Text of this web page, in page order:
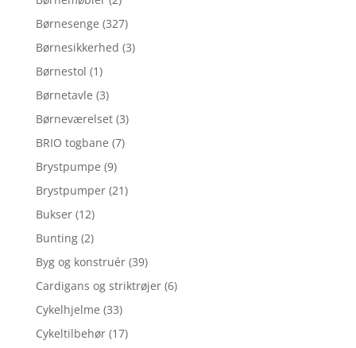
Børnesenge (327)
Børnesikkerhed (3)
Børnestol (1)
Børnetavle (3)
Børneværelset (3)
BRIO togbane (7)
Brystpumpe (9)
Brystpumper (21)
Bukser (12)
Bunting (2)
Byg og konstruér (39)
Cardigans og striktrøjer (6)
Cykelhjelme (33)
Cykeltilbehør (17)